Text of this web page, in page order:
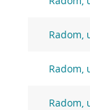
Radom,
Radom,
Radom,